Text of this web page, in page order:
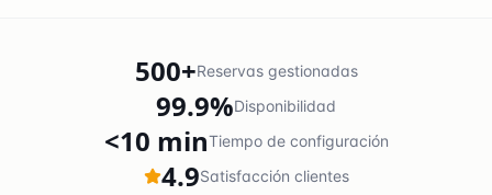
500+Reservas gestionadas
99.9%Disponibilidad
<10 minTiempo de configuración
4.9Satisfacción clientes